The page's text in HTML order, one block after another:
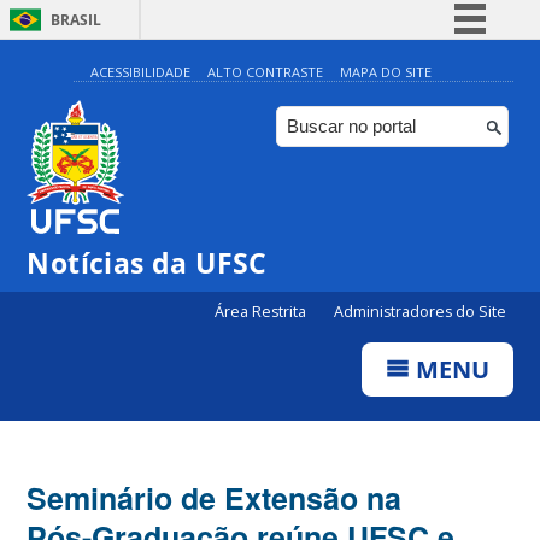
BRASIL
Simplifique!
Comunica BR
Participe
ACESSIBILIDADE ALTO CONTRASTE MAPA DO SITE
Notícias da UFSC
Área Restrita Administradores do Site
MENU
Seminário de Extensão na